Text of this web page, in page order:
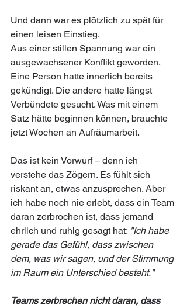
Und dann war es plötzlich zu spät für
einen leisen Einstieg.
Aus einer stillen Spannung war ein
ausgewachsener Konflikt geworden.
Eine Person hatte innerlich bereits
gekündigt. Die andere hatte längst
Verbündete gesucht. Was mit einem
Satz hätte beginnen können, brauchte
jetzt Wochen an Aufräumarbeit.
Das ist kein Vorwurf – denn ich
verstehe das Zögern. Es fühlt sich
riskant an, etwas anzusprechen. Aber
ich habe noch nie erlebt, dass ein Team
daran zerbrochen ist, dass jemand
ehrlich und ruhig gesagt hat: "Ich habe
gerade das Gefühl, dass zwischen
dem, was wir sagen, und der Stimmung
im Raum ein Unterschied besteht."
Teams zerbrechen nicht daran, dass